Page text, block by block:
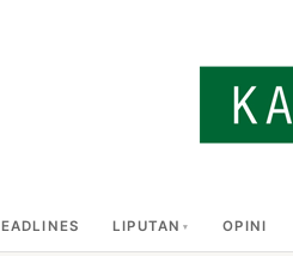
LIPUTAN OPINI